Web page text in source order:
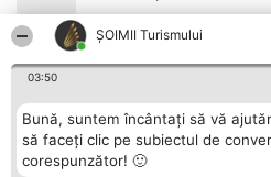
ȘOIMII Turismului
03:50
Bună, suntem încântați să vă
să faceți clic pe subiectul de
corespunzător! 🙂
8.7
Organizator Ranking
BRIGHT SOLUTIONS BR SRL
Aleea Timisul De Sus 2 Bl. A30
Sc. A Et. 4 Ap. 13 Cod 061952
Plebiscyt
Câștigătorii
Lista